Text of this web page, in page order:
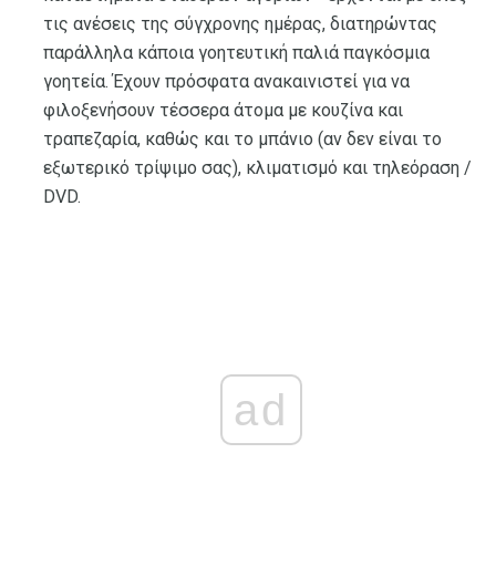
τις ανέσεις της σύγχρονης ημέρας, διατηρώντας
παράλληλα κάποια γοητευτική παλιά παγκόσμια
γοητεία. Έχουν πρόσφατα ανακαινιστεί για να
φιλοξενήσουν τέσσερα άτομα με κουζίνα και
τραπεζαρία, καθώς και το μπάνιο (αν δεν είναι το
εξωτερικό τρίψιμο σας), κλιματισμό και τηλεόραση /
DVD.
ad